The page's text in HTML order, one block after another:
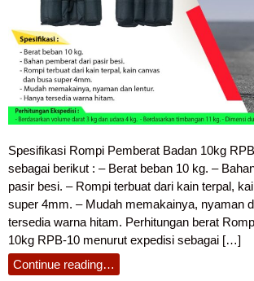
Spesifikasi Rompi Pemberat Badan 10kg
sebagai berikut : – Berat beban 10 kg. –
pasir besi. – Rompi terbuat dari kain terpal,
super 4mm. – Mudah memakainya, nyaman
tersedia warna hitam. Perhitungan berat
10kg RPB-10 menurut expedisi sebagai […]
Continue reading…